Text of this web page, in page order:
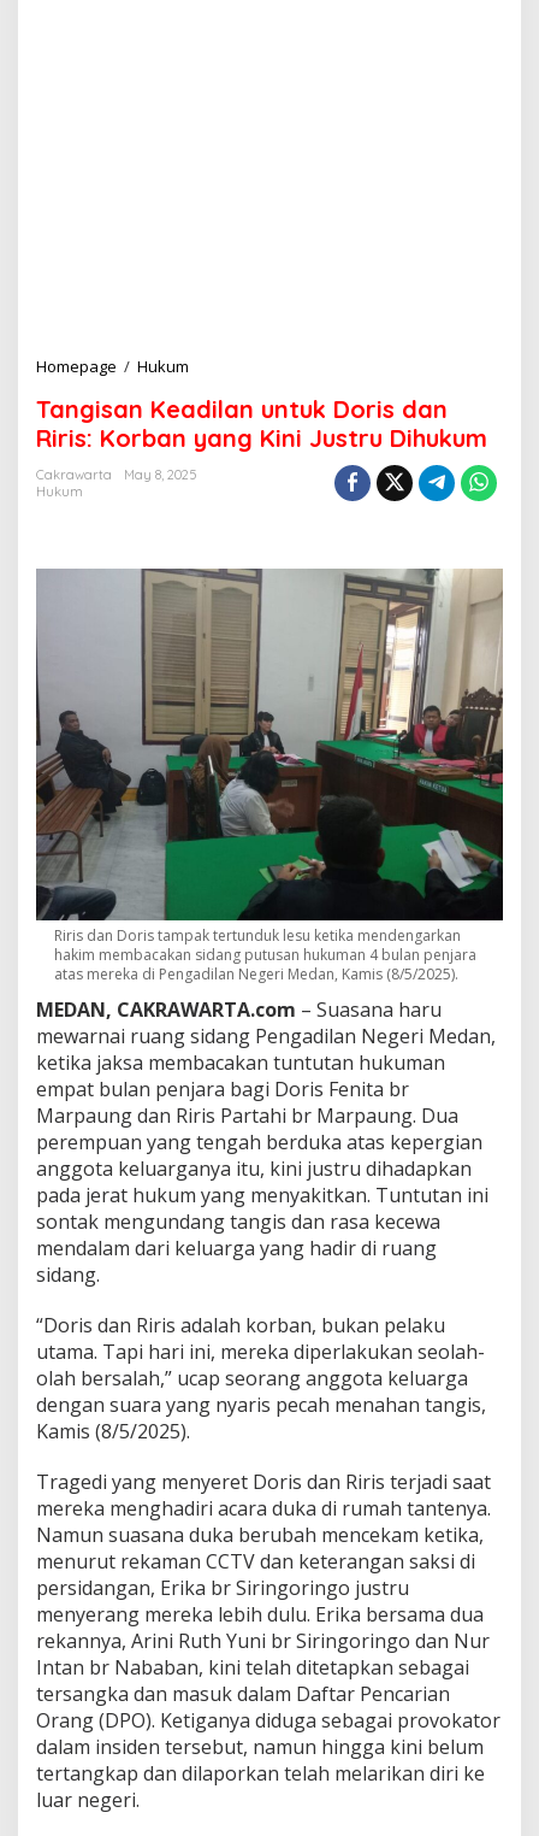
Homepage / Hukum
n
g
s
a
n
u
n
t
u
D
o
d
a
n
i
r
i
s
:
K
o
r
b
n
y
g
K
i
n
i
t
r
u
D
i
h
u
k
u
m
Tangisan Keadilan untuk Doris dan
Riris: Korban yang Kini Justru Dihukum
Cakrawarta
May 8, 2025
Hukum
Riris dan Doris tampak tertunduk lesu ketika mendengarkan
hakim membacakan sidang putusan hukuman 4 bulan penjara
atas mereka di Pengadilan Negeri Medan, Kamis (8/5/2025).
MEDAN, CAKRAWARTA.com – Suasana haru
mewarnai ruang sidang Pengadilan Negeri Medan,
ketika jaksa membacakan tuntutan hukuman
empat bulan penjara bagi Doris Fenita br
Marpaung dan Riris Partahi br Marpaung. Dua
perempuan yang tengah berduka atas kepergian
anggota keluarganya itu, kini justru dihadapkan
pada jerat hukum yang menyakitkan. Tuntutan ini
sontak mengundang tangis dan rasa kecewa
mendalam dari keluarga yang hadir di ruang
sidang.
“Doris dan Riris adalah korban, bukan pelaku
utama. Tapi hari ini, mereka diperlakukan seolah-
olah bersalah,” ucap seorang anggota keluarga
dengan suara yang nyaris pecah menahan tangis,
Kamis (8/5/2025).
Tragedi yang menyeret Doris dan Riris terjadi saat
mereka menghadiri acara duka di rumah tantenya.
Namun suasana duka berubah mencekam ketika,
menurut rekaman CCTV dan keterangan saksi di
persidangan, Erika br Siringoringo justru
menyerang mereka lebih dulu. Erika bersama dua
rekannya, Arini Ruth Yuni br Siringoringo dan Nur
Intan br Nababan, kini telah ditetapkan sebagai
tersangka dan masuk dalam Daftar Pencarian
Orang (DPO). Ketiganya diduga sebagai provokator
dalam insiden tersebut, namun hingga kini belum
tertangkap dan dilaporkan telah melarikan diri ke
luar negeri.